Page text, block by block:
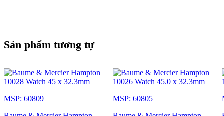
Sản phẩm tương tự
MSP: 60809
MSP: 60805